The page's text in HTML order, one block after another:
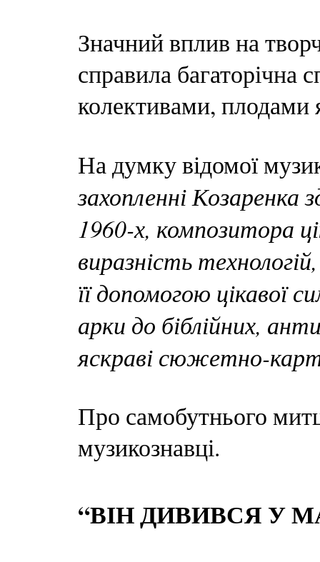
Значний вплив на
справила багаторічна
колективами, плодами
На думку відомої
захопленні
1960-х, композитора
виразність
її допомогою цікавої
арки до біблійних,
яскраві сюжетно-
Про самобутнього
музикознавці.
“ВІН ДИВИВСЯ У